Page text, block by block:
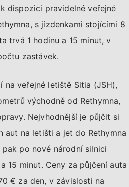
dispozici pravidelné veřejné
s jízdenkami stojícími 8
trvá 1 hodinu a 15 minut, v
zastávek.
na veřejné letiště Sitia (JSH),
východně od Rethymna,
Nejvhodnější je půjčit si
aut na letišti a jet do Rethymna
po nové národní silnici
15 minut. Ceny za půjčení auta
€ za den, v závislosti na